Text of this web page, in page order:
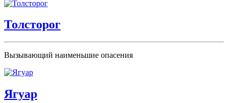
Толсторог
Вызывающий наименьшие опасения
Ягуар